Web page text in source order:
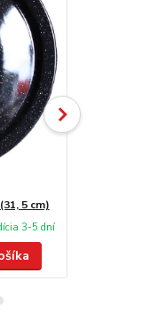
5 cm)
3-5 dní